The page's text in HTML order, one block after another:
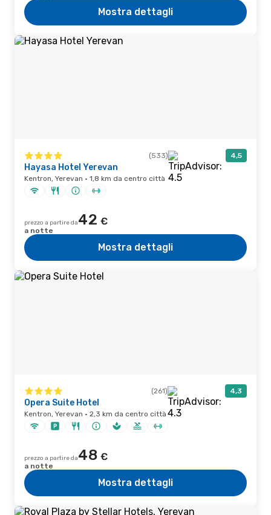
Mostra dettagli
(533) 4,5
Hayasa Hotel Yerevan
Kentron, Yerevan · 1,8 km da centro città
prezzo a partire da42 €
a notte
Mostra dettagli
(261) 4,3
Opera Suite Hotel
Kentron, Yerevan · 2,3 km da centro città
prezzo a partire da48 €
a notte
Mostra dettagli